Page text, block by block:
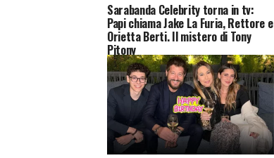
Sarabanda Celebrity torna in tv:
Papi chiama Jake La Furia, Rettore e
Orietta Berti. Il mistero di Tony
Pitony